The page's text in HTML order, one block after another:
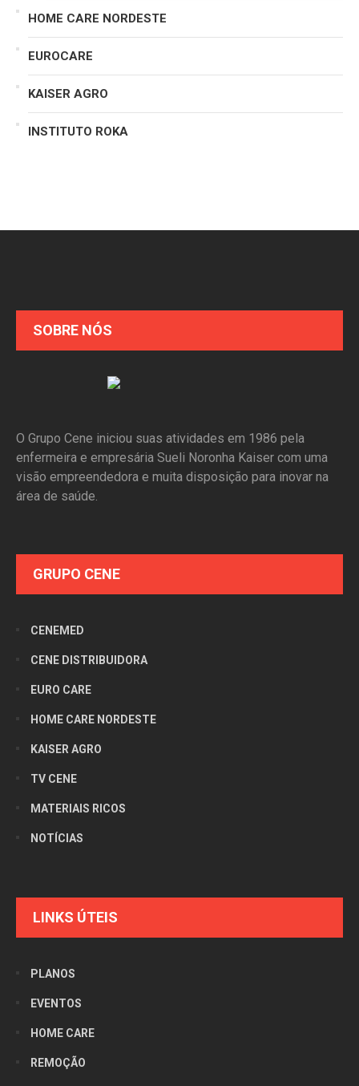
HOME CARE NORDESTE
EUROCARE
KAISER AGRO
INSTITUTO ROKA
SOBRE NÓS
O Grupo Cene iniciou suas atividades em 1986 pela
enfermeira e empresária Sueli Noronha Kaiser com uma
visão empreendedora e muita disposição para inovar na
área de saúde.
GRUPO CENE
CENEMED
CENE DISTRIBUIDORA
EURO CARE
HOME CARE NORDESTE
KAISER AGRO
TV CENE
MATERIAIS RICOS
NOTÍCIAS
LINKS ÚTEIS
PLANOS
EVENTOS
HOME CARE
REMOÇÃO